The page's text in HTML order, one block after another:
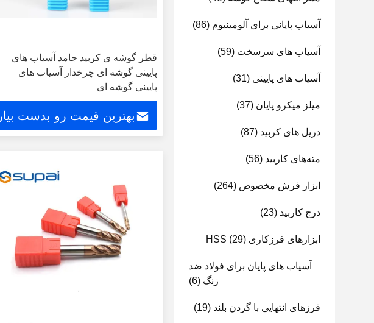
آسیاب پایانی برای آلومینیوم (86)
آسیاب های سرسخت (59)
آسیاب های پایینی (31)
میلز میکرو پایان (37)
دریل های کربید (87)
مته‌های کاربید (56)
ابزار فرش مخصوص (264)
درج کاربید (23)
ابزارهای فرزکاری HSS (29)
آسیاب های پایان برای فولاد ضد
زنگ (6)
فرزهای انتهایی با گردن بلند (19)
قطر گوشه ی کربید جامد آسیاب های
پایینی گوشه ای چرخدار آسیاب های
پایینی گوشه ای
بهترین قیمت رو بدست بیار